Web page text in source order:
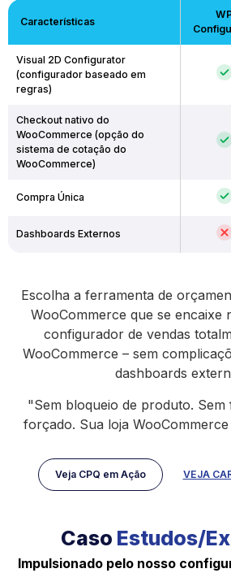
Características
Visual 2D Configurator
(configurador baseado em
regras)
Checkout nativo do
WooCommerce (opção do
sistema de cotação do
WooCommerce)
Compra Única
Dashboards Externos
Escolha a ferramenta de
WooCommerce que se encaixe
configurador de vendas
WooCommerce – sem
dashboards
"Sem bloqueio de produto.
forçado. Sua loja
Veja CPQ em Ação VEJA
Caso Estudos/
Impulsionado pelo nosso